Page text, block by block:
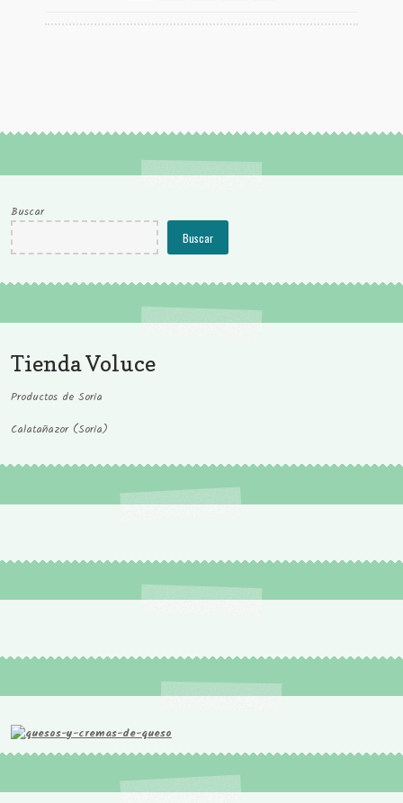
Buscar
Buscar
Tienda Voluce
Productos de Soria
Calatañazor (Soria)